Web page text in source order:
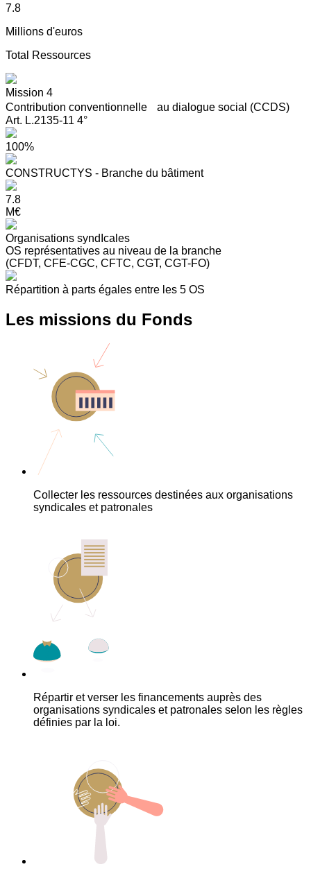
7.8
Millions d'euros
Total Ressources
Mission 4
Contribution conventionnelle au dialogue social (CCDS)
Art. L.2135-11 4°
100%
CONSTRUCTYS - Branche du bâtiment
7.8
M€
Organisations syndIcales
OS représentatives au niveau de la branche
(CFDT, CFE-CGC, CFTC, CGT, CGT-FO)
Répartition à parts égales entre les 5 OS
Les missions du Fonds
Collecter les ressources destinées aux organisations
syndicales et patronales
Répartir et verser les financements auprès des
organisations syndicales et patronales selon les règles
définies par la loi.